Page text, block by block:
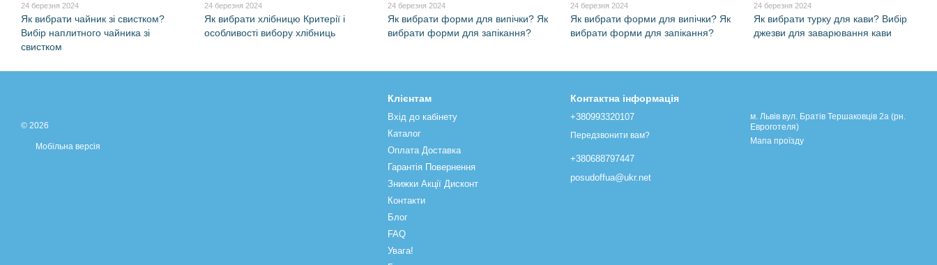
24 березня 2024
Як вибрати чайник зі свистком?
Вибір наплитного чайника зі
свистком
24 березня 2024
Як вибрати хлібницю Критерії і
особливості вибору хлібниць
24 березня 2024
Як вибрати форми для випічки? Як
вибрати форми для запікання?
24 березня 2024
Як вибрати форми для випічки? Як
вибрати форми для запікання?
24 березня 2024
Як вибрати турку для кави? Вибір
джезви для заварювання кави
© 2026
Мобільна версія
Клієнтам
Вхід до кабінету
Каталог
Оплата Доставка
Гарантія Повернення
Знижки Акції Дисконт
Контакти
Блог
FAQ
Увага!
Контактна інформація
+380993320107
Передзвонити вам?
+380688797447
posudoffua@ukr.net
м. Львів вул. Братів Тершаковців 2а (рн.
Евроготеля)
Мапа проїзду